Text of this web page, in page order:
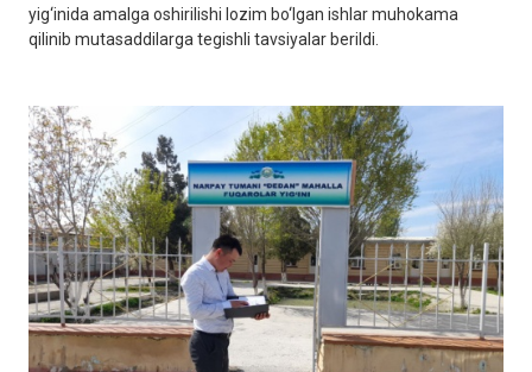
yig‘inida amalga oshirilishi lozim bo‘lgan ishlar muhokama
qilinib mutasaddilarga tegishli tavsiyalar berildi.